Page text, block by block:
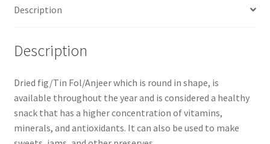
Description
Description
Dried fig/Tin Fol/Anjeer which is round in shape, is
available throughout the year and is considered a healthy
snack that has a higher concentration of vitamins,
minerals, and antioxidants. It can also be used to make